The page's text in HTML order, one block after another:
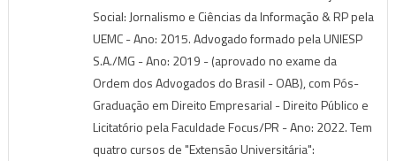
Social: Jornalismo e Ciências da Informação & RP pela
UEMC - Ano: 2015. Advogado formado pela UNIESP
S.A./MG - Ano: 2019 - (aprovado no exame da
Ordem dos Advogados do Brasil - OAB), com Pós-
Graduação em Direito Empresarial - Direito Público e
Licitatório pela Faculdade Focus/PR - Ano: 2022. Tem
quatro cursos de "Extensão Universitária":